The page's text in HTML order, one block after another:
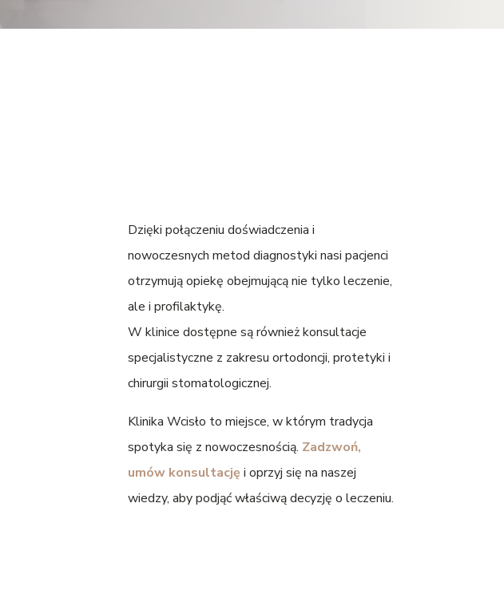
Dzięki połączeniu doświadczenia i
nowoczesnych metod diagnostyki nasi pacjenci
otrzymują opiekę obejmującą nie tylko leczenie,
ale i profilaktykę.
W klinice dostępne są również konsultacje
specjalistyczne z zakresu ortodoncji, protetyki i
chirurgii stomatologicznej.
Klinika Wcisło to miejsce, w którym tradycja
spotyka się z nowoczesnością. Zadzwoń,
umów konsultację i oprzyj się na naszej
wiedzy, aby podjąć właściwą decyzję o leczeniu.